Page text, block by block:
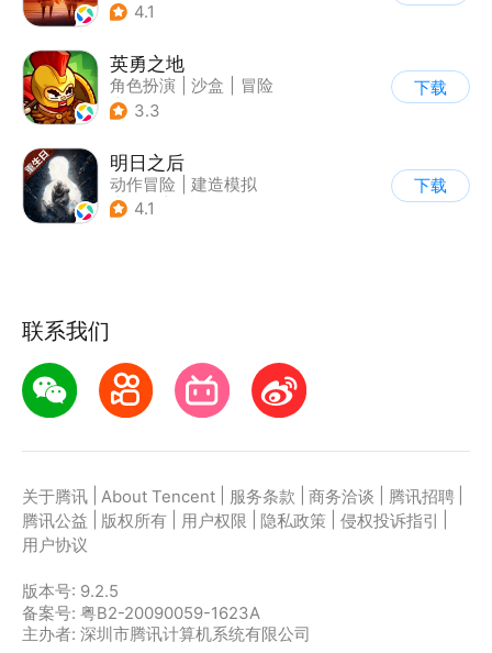
| 开放世界
4.1
英勇之地
角色扮演 沙盒
冒险
| steam游戏
3.3
下载
明日之后
动作冒险
建造模拟
| 丧尸
4.1
下载
联系我们
关于腾讯 About Tencent 服务条款 商务洽谈 腾讯招聘
腾讯公益
版权所有 用户权限 隐私政策 侵权投诉指引
用户协议
版本号: 9.2.5
备案号: 粤B2-20090059-1623A
主办者: 深圳市腾讯计算机系统有限公司